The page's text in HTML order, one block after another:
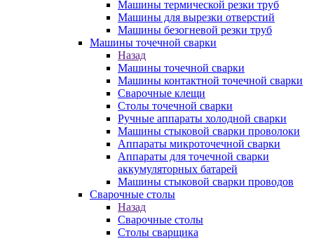
Машины термической резки труб
Машины для вырезки отверстий
Машины безогневой резки труб
Машины точечной сварки
Назад
Машины точечной сварки
Машины контактной точечной сварки
Сварочные клещи
Столы точечной сварки
Ручные аппараты холодной сварки
Машины стыковой сварки проволоки
Аппараты микроточечной сварки
Аппараты для точечной сварки
аккумуляторных батарей
Машины стыковой сварки проводов
Сварочные столы
Назад
Сварочные столы
Столы сварщика